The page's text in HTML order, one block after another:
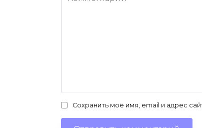
Сохранить моё имя, email и адрес